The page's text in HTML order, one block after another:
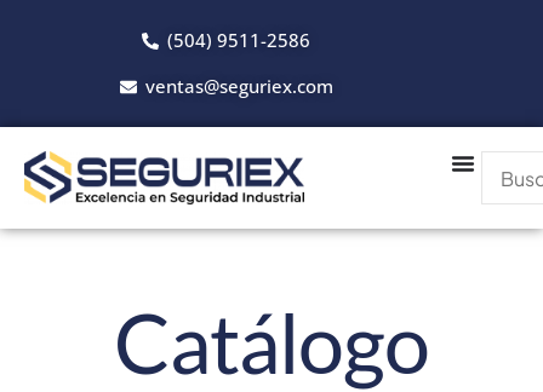
(504) 9511-2586
ventas@seguriex.com
Catálogo